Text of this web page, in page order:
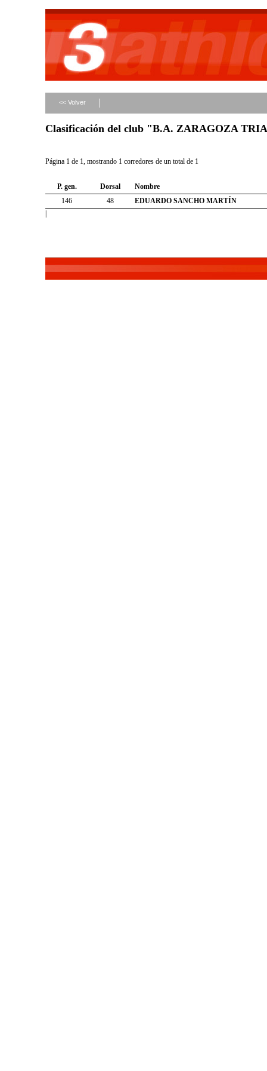
<< Volver
Clasificación del club "B.A. ZARAGOZA
Página 1 de 1, mostrando 1 corredores de un total de 1
P. gen. Dorsal
Nombre
146
48
EDUARDO SANCHO MARTÍN
|